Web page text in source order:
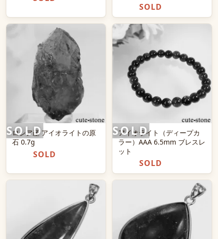
ロシア産 アイオライトの原
石 0.7g
アイオライト（ディープカ
ラー）AAA 6.5mm ブレスレ
ット